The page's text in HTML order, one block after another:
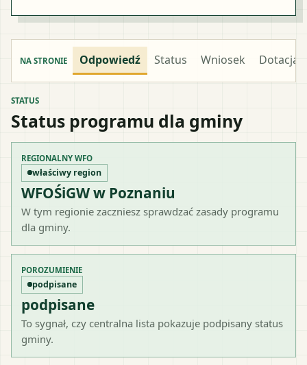
NA STRONIE Odpowiedź Status Wniosek Dotacja
STATUS
Status programu dla gminy
REGIONALNY WFO
właściwy region
WFOŚiGW w Poznaniu
W tym regionie zaczniesz sprawdzać zasady programu
dla gminy.
POROZUMIENIE
podpisane
podpisane
To sygnał, czy centralna lista pokazuje podpisany status
gminy.